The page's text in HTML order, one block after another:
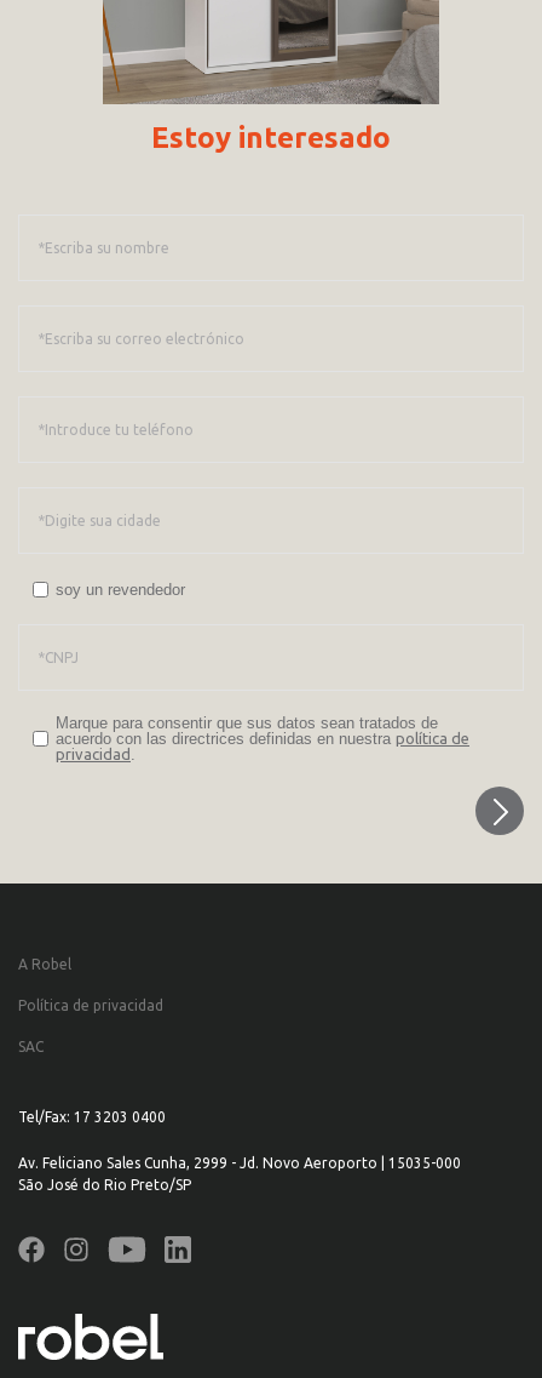
Estoy interesado
soy un revendedor
Marque para consentir que sus datos sean tratados de
acuerdo con las directrices definidas en nuestra política de
privacidad .
A Robel
Política de privacidad
SAC
Tel/Fax: 17 3203 0400
Av. Feliciano Sales Cunha, 2999 - Jd. Novo Aeroporto | 15035-000
São José do Rio Preto/SP